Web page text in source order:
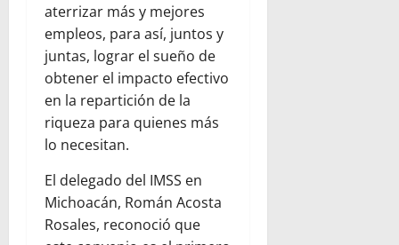
aterrizar más y mejores
empleos, para así, juntos y
juntas, lograr el sueño de
obtener el impacto efectivo
en la repartición de la
riqueza para quienes más
lo necesitan.
El delegado del IMSS en
Michoacán, Román Acosta
Rosales, reconoció que